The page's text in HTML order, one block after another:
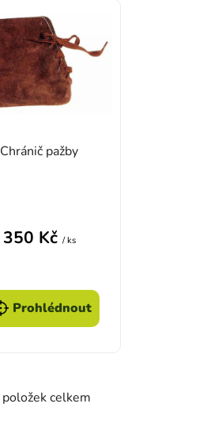
Chránič pažby
350 Kč / ks
Prohlédnout
Ovládací prvky výpisu
položek celkem